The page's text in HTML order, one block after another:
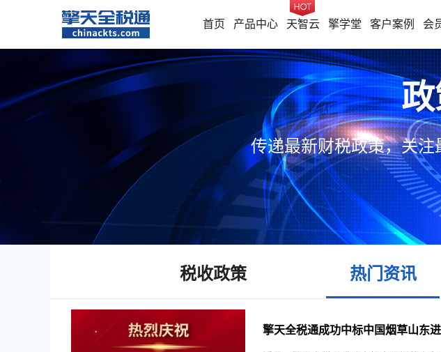
首页 产品中心 天智云 擎学堂 客户案例 会
传递最新财税政策，关
税收政策 热门资讯
擎天全税通成功中标中国烟草山东